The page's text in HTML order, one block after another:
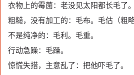
衣物上的霉菌：老没见太阳都长毛了。
粗糙，没有加工的：毛布。毛估（粗
不是纯净的：毛利。毛重。
行动急躁：毛躁。
惊慌失措，主意乱了：把他吓毛了。